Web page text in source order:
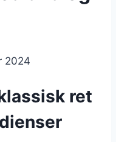
2024
ret